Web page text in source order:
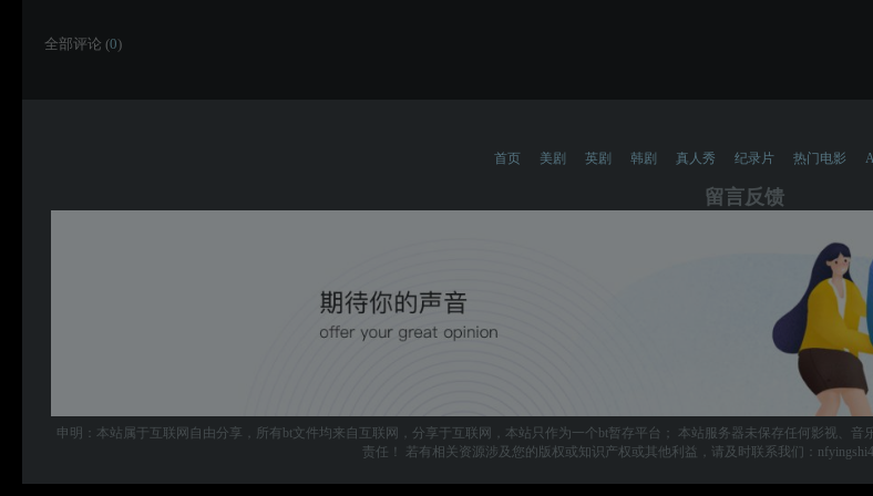
全部评论 (0)
首页 美剧 英剧 韩剧 真人秀 纪录片 热门电影
留言反馈
申明：本站属于互联网自由分享，所有bt文件均来自互联网，分享于互联网，本站只作为一个bt暂存平台； 本站服务器未保存任何影视、
责任！ 若有相关资源涉及您的版权或知识产权或其他利益，请及时联系我们：